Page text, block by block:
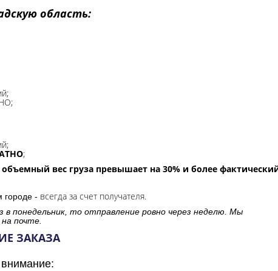
область:
;
объемный вес груза превышает на 30% и более
городе - всегда за счет получателя.
в понедельник, то отправление ровно через неделю. Мы
почте.
ЗАКАЗА